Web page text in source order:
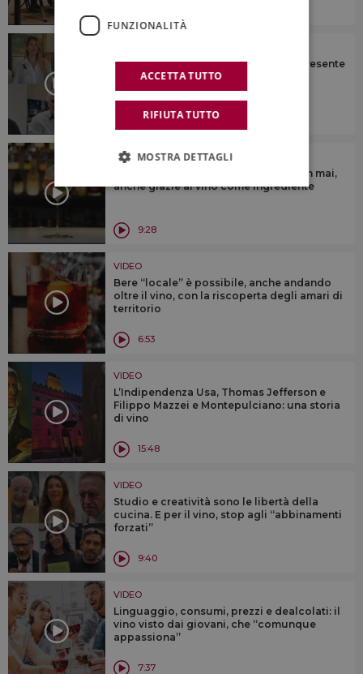
Vini no-low: per alcuni un pezzo di presente
e futuro del vino, per altri meno ...
12:42
VIDEO
La mixology italiana cresce come non mai,
anche grazie al vino come ingrediente
9:28
VIDEO
Bere “locale” è possibile, anche andando
oltre il vino, con la riscoperta degli amari di
territorio
6:53
VIDEO
L’Indipendenza Usa, Thomas Jefferson e
Filippo Mazzei e Montepulciano: una storia
di vino
15:48
VIDEO
Studio e creatività sono le libertà della
cucina. E per il vino, stop agli “abbinamenti
forzati”
9:40
VIDEO
Linguaggio, consumi, prezzi e dealcolati: il
vino visto dai giovani, che “comunque
appassiona”
7:37
FUNZIONALITÀ
ACCETTA TUTTO
RIFIUTA TUTTO
MOSTRA DETTAGLI